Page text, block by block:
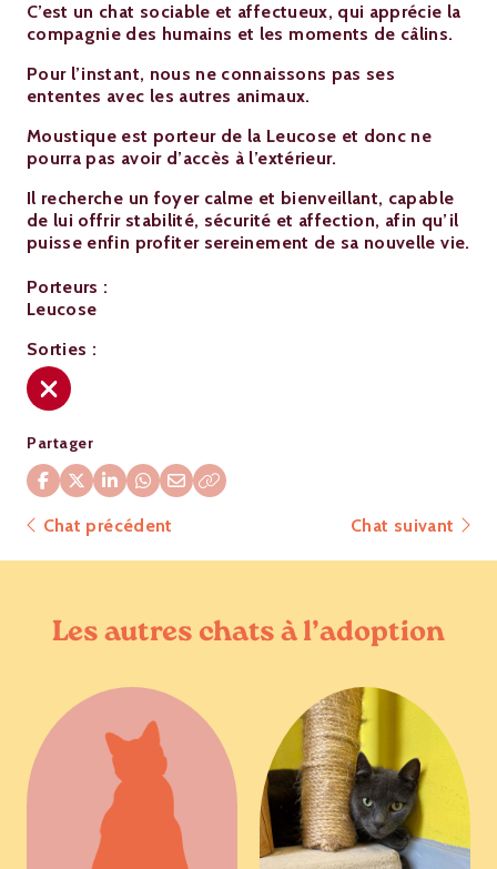
C’est un chat sociable et affectueux, qui apprécie la
compagnie des humains et les moments de câlins.
Pour l’instant, nous ne connaissons pas ses
ententes avec les autres animaux.
Moustique est porteur de la Leucose et donc ne
pourra pas avoir d’accès à l’extérieur.
Il recherche un foyer calme et bienveillant, capable
de lui offrir stabilité, sécurité et affection, afin qu’il
puisse enfin profiter sereinement de sa nouvelle vie.
Porteurs :
Leucose
Sorties :
Partager
Chat précédent Chat suivant
Les autres chats à l’adoption